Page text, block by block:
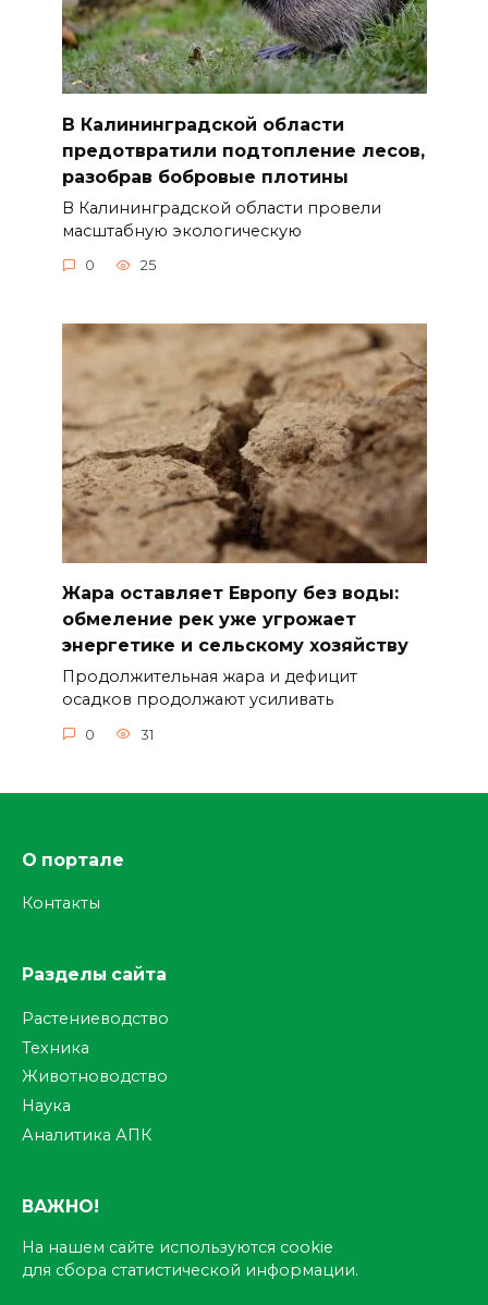
В Калининградской области
предотвратили подтопление лесов,
разобрав бобровые плотины
В Калининградской области провели
масштабную экологическую
0 25
Жара оставляет Европу без воды:
обмеление рек уже угрожает
энергетике и сельскому хозяйству
Продолжительная жара и дефицит
осадков продолжают усиливать
0 31
О портале
Контакты
Разделы сайта
Растениеводство
Техника
Животноводство
Наука
Аналитика АПК
ВАЖНО!
На нашем сайте используются cookie
для сбора статистической информации.